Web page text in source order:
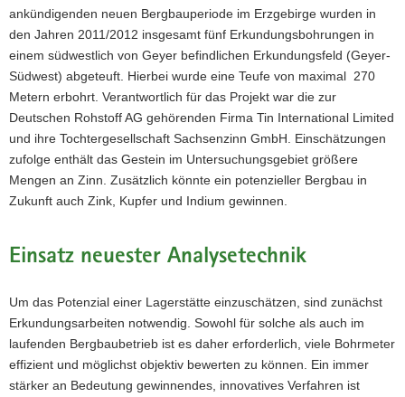
ankündigenden neuen Bergbauperiode im Erzgebirge wurden in
den Jahren 2011/2012 insgesamt fünf Erkundungsbohrungen in
einem südwestlich von Geyer befindlichen Erkundungsfeld (Geyer-
Südwest) abgeteuft. Hierbei wurde eine Teufe von maximal 270
Metern erbohrt. Verantwortlich für das Projekt war die zur
Deutschen Rohstoff AG gehörenden Firma Tin International Limited
und ihre Tochtergesellschaft Sachsenzinn GmbH. Einschätzungen
zufolge enthält das Gestein im Untersuchungsgebiet größere
Mengen an Zinn. Zusätzlich könnte ein potenzieller Bergbau in
Zukunft auch Zink, Kupfer und Indium gewinnen.
Einsatz neuester Analysetechnik
Um das Potenzial einer Lagerstätte einzuschätzen, sind zunächst
Erkundungsarbeiten notwendig. Sowohl für solche als auch im
laufenden Bergbaubetrieb ist es daher erforderlich, viele Bohrmeter
effizient und möglichst objektiv bewerten zu können. Ein immer
stärker an Bedeutung gewinnendes, innovatives Verfahren ist